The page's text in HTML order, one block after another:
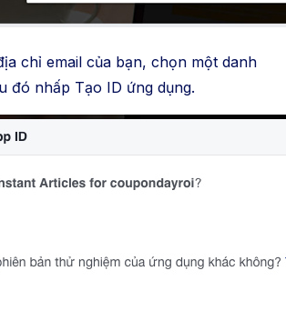
mềm mềm Marketing dành cho điện
Tiktokshop
chỉ email của bạn, chọn một danh
đó nhấp Tạo ID ứng dụng.